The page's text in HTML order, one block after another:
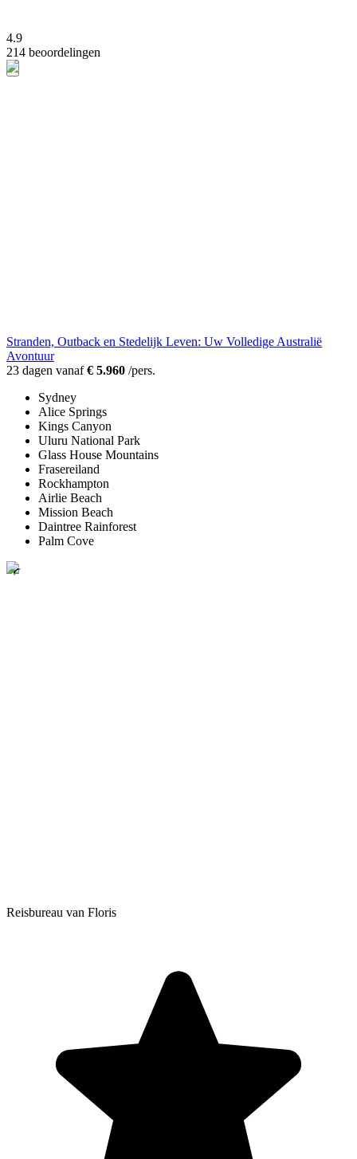
4.9
214 beoordelingen
Stranden, Outback en Stedelijk Leven: Uw Volledige Australië
Avontuur
23 dagen vanaf€ 5.960 /pers.
Sydney
Alice Springs
Kings Canyon
Uluru National Park
Glass House Mountains
Frasereiland
Rockhampton
Airlie Beach
Mission Beach
Daintree Rainforest
Palm Cove
Reisbureau van Floris